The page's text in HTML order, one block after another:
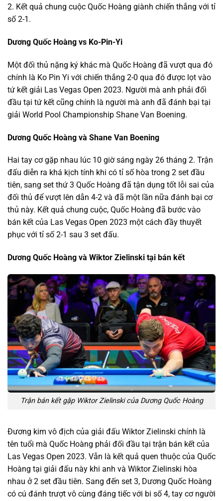
2. Kết quả chung cuộc Quốc Hoàng giành chiến thắng với tỉ
số 2-1.
Dương Quốc Hoàng vs Ko-Pin-Yi
Một đối thủ nặng ký khác mà Quốc Hoàng đã vượt qua đó
chính là Ko Pin Yi với chiến thắng 2-0 qua đó được lọt vào
tứ kết giải Las Vegas Open 2023. Người mà anh phải đối
đầu tại tứ kết cũng chính là người mà anh đã đánh bại tại
giải World Pool Championship Shane Van Boening.
Dương Quốc Hoàng và Shane Van Boening
Hai tay cơ gặp nhau lúc 10 giờ sáng ngày 26 tháng 2. Trận
đấu diễn ra khá kịch tính khi có tỉ số hòa trong 2 set đầu
tiên, sang set thứ 3 Quốc Hoàng đã tận dụng tốt lỗi sai của
đối thủ để vượt lên dẫn 4-2 và đã một lần nữa đánh bại cơ
thủ này. Kết quả chung cuộc, Quốc Hoàng đã bước vào
bán kết của Las Vegas Open 2023 một cách đầy thuyết
phục với tỉ số 2-1 sau 3 set đấu.
Dương Quốc Hoàng và Wiktor Zielinski tại bán kết
Trận bán kết gặp Wiktor Zielinski của Dương Quốc Hoàng
Đương kim vô địch của giải đấu Wiktor Zielinski chính là
tên tuổi mà Quốc Hoàng phải đối đầu tại trận bán kết của
Las Vegas Open 2023. Vẫn là kết quả quen thuộc của Quốc
Hoàng tại giải đấu này khi anh và Wiktor Zielinski hòa
nhau ở 2 set đầu tiên. Sang đến set 3, Dương Quốc Hoàng
có cú đánh trượt vô cùng đáng tiếc với bi số 4, tay cơ người